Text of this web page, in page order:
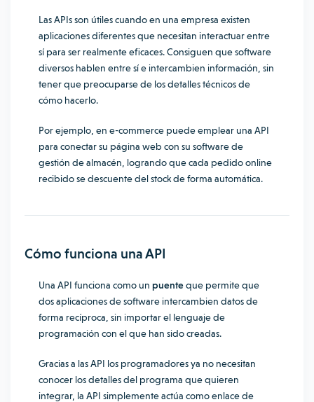
Las APIs son útiles cuando en una empresa existen
aplicaciones diferentes que necesitan interactuar entre
sí para ser realmente eficaces. Consiguen que software
diversos hablen entre sí e intercambien información, sin
tener que preocuparse de los detalles técnicos de
cómo hacerlo.
Por ejemplo, en e-commerce puede emplear una API
para conectar su página web con su software de
gestión de almacén, logrando que cada pedido online
recibido se descuente del stock de forma automática.
Cómo funciona una API
Una API funciona como un puenteque permite que
dos aplicaciones de software intercambien datos de
forma recíproca, sin importar el lenguaje de
programación con el que han sido creadas.
Gracias a las API los programadores ya no necesitan
conocer los detalles del programa que quieren
integrar, la API simplemente actúa como enlace de